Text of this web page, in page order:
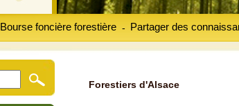
Bourse foncière forestière Partager des
-
Forestiers d'Alsace